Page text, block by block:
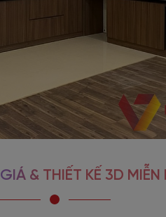
& THIẾT KẾ 3D MIỄN